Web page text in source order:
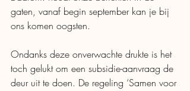
gaten, vanaf begin september kan je bij
ons komen oogsten.
Ondanks deze onverwachte drukte is het
toch gelukt om een subsidie-aanvraag de
deur uit te doen. De regeling ‘Samen voor